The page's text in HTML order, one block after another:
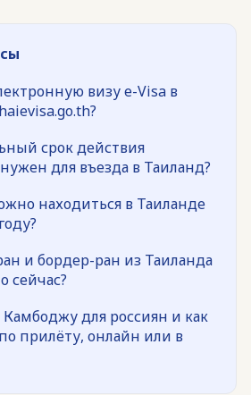
визу e-Visa в
срок действия
для въезда в Таиланд?
находиться в Таиланде
и бордер-ран из Таиланда
сейчас?
для россиян и как
прилёту, онлайн или в